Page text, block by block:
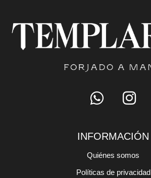
INFORMACIÓN
Quiénes somos
Políticas de privacidad